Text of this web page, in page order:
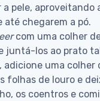
pele, aproveitando
chegarem a pó.
com uma colher
juntá-los ao prato
adicione uma colher
folhas de louro e
os coentros e